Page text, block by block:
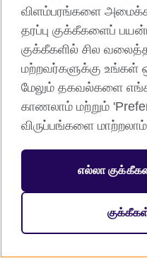
விளம்பரங்களை
தரப்பு குக்கீகளைப்
குக்கீகளில் சில
மற்றவர்களுக்கு உங்கள்
மேலும் தகவல்களை
காணலாம் மற்றும்
விருப்பங்களை
எல்லா